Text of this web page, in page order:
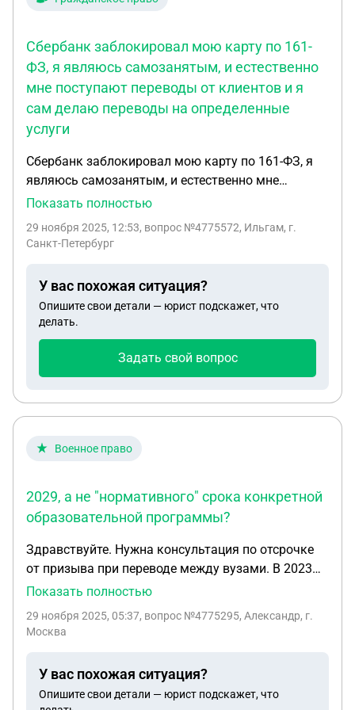
Сбербанк заблокировал мою карту по 161-
ФЗ, я являюсь самозанятым, и естественно
мне поступают переводы от клиентов и я
сам делаю переводы на определенные
услуги
Сбербанк заблокировал мою карту по 161-ФЗ, я
являюсь самозанятым, и естественно мне
поступают переводы от клиентов и я сам делаю
переводы это возвращение долга. Просто так
что у них не высвечивается блок. Сказали
написать обращение в ЦБ. Что делать? Нужен
юрист для решения и сопровождения
Показать полностью
29 ноября 2025, 12:53, вопрос №4775572, Ильгам, г.
Санкт-Петербург
У вас похожая ситуация?
Опишите свои детали — юрист подскажет, что
делать.
Задать свой вопрос
Военное право
2029, а не "нормативного" срока конкретной
образовательной программы?
Здравствуйте. Нужна консультация по отсрочке
от призыва при переводе между вузами. В 2023
году я поступил в МПГУ на очную
«Педагогическое образование» (бакалавриат,
ФЗ-53. 30.09.2024 я оформил академический
отпуск, в 2025 году восстановился в МПГУ на той
Показать полностью
29 ноября 2025, 05:37, вопрос №4775295, Александр, г.
Москва
У вас похожая ситуация?
Опишите свои детали — юрист подскажет, что